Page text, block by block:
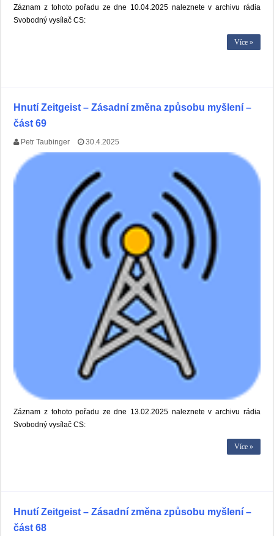
Záznam z tohoto pořadu ze dne 10.04.2025 naleznete v archivu rádia
Svobodný vysílač CS:
Více »
Hnutí Zeitgeist – Zásadní změna způsobu myšlení –
část 69
Petr Taubinger 30.4.2025
Záznam z tohoto pořadu ze dne 13.02.2025 naleznete v archivu rádia
Svobodný vysílač CS:
Více »
Hnutí Zeitgeist – Zásadní změna způsobu myšlení –
část 68